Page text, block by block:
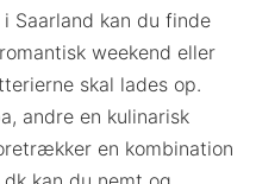
Saarland kan du finde
weekend eller
skal lades op.
andre en kulinarisk
en kombination